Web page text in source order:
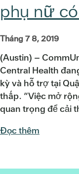
phụ nữ
Tháng 7 8, 2019
(Austin) –
Central Health
kỳ và hỗ trợ tại
thấp. “Việc mở
quan trọng để cải
Đọc thêm